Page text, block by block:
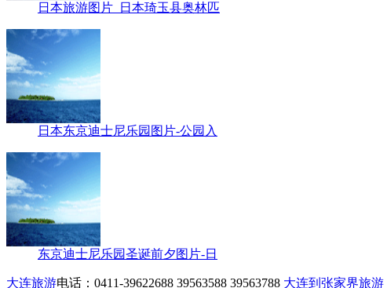
日本旅游图片_日本琦玉县奥林匹
日本东京迪士尼乐园图片-公园入
东京迪士尼乐园圣诞前夕图片-日
大连旅游电话：0411-39622688 39563588 39563788 大连到张家界旅游